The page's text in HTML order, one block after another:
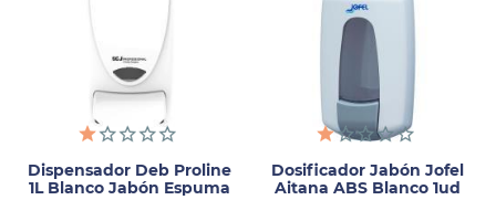
Dispensador Deb Proline
1L Blanco Jabón Espuma
Dosificador Jabón Jofel
Aitana ABS Blanco 1ud